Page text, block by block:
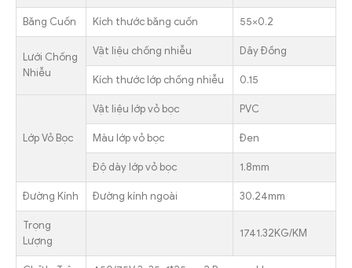
Băng Cuốn Kích thước băng cuốn 55×0.2
Lưới Chống
Nhiễu
Vật liệu chống nhiễu Dây Đồng
Kích thước lớp chống nhiễu 0.15
Lớp Vỏ Bọc
Vật liệu lớp vỏ bọc PVC
Màu lớp vỏ bọc Đen
Độ dày lớp vỏ bọc 1.8mm
Đường Kính Đường kính ngoài 30.24mm
Trọng
Lượng
1741.32KG/KM